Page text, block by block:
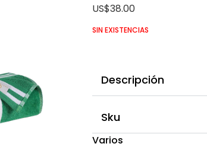
US$38.00
SIN EXISTENCIAS
Descripción
Sku
Varios